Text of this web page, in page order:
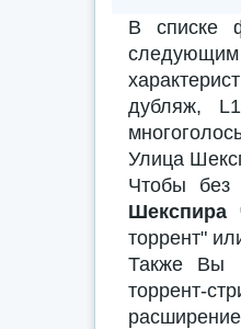
В списке
дубляж,
Улица
Чтобы без
Шекспира
торрент"
Также Вы
торрент-